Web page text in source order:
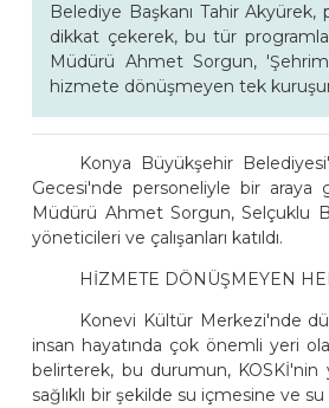
Belediye Başkanı Tahir
dikkat çekerek, bu tür
Müdürü Ahmet Sorgun,
hizmete dönüşmeyen tek
Konya Büyükşehir
Gecesi'nde personeliyle bir araya
Müdürü Ahmet Sorgun, Selçuklu
yöneticileri ve çalışanları katıldı.
HİZMETE DÖNÜŞMEYEN
Konevi Kültür Merkezi'nde
insan hayatında çok önemli yeri
belirterek, bu durumun, KOSKİ'nin
sağlıklı bir şekilde su içmesine ve su